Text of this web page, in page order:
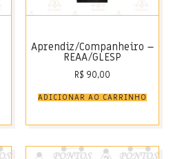
Aprendiz/Companheiro –
REAA/GLESP
R$ 90,00
ADICIONAR AO CARRINHO